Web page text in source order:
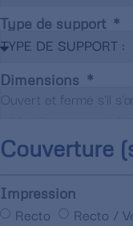
Type de support
Dimensions
Couverture
Impression
Recto Recto /